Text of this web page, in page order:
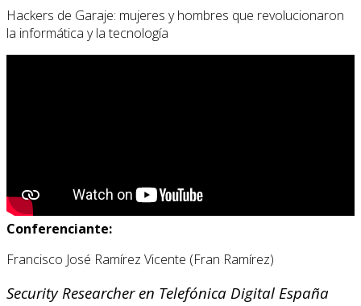
Hackers de Garaje: mujeres y hombres que revolucionaron
la informática y la tecnología
Conferenciante:
Francisco José Ramírez Vicente (Fran Ramírez)
Security Researcher en Telefónica Digital España